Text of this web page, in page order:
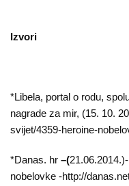
Izvori
*Libela, portal o rodu,
nagrade za mir, (15. 10.
svijet/4359-heroine-
*Danas. hr –(
nobelovke -http://